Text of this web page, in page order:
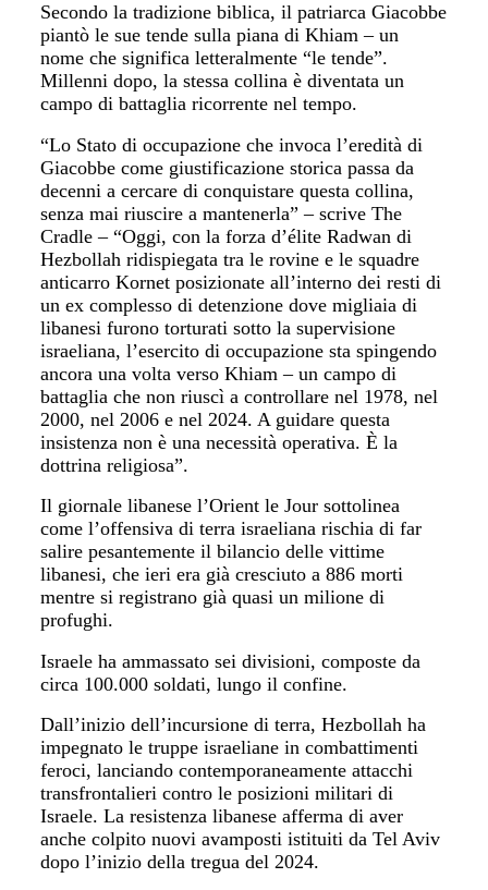
Secondo la tradizione biblica, il patriarca Giacobbe
piantò le sue tende sulla piana di Khiam – un
nome che significa letteralmente “le tende”.
Millenni dopo, la stessa collina è diventata un
campo di battaglia ricorrente nel tempo.
“Lo Stato di occupazione che invoca l’eredità di
Giacobbe come giustificazione storica passa da
decenni a cercare di conquistare questa collina,
senza mai riuscire a mantenerla” – scrive The
Cradle – “Oggi, con la forza d’élite Radwan di
Hezbollah ridispiegata tra le rovine e le squadre
anticarro Kornet posizionate all’interno dei resti di
un ex complesso di detenzione dove migliaia di
libanesi furono torturati sotto la supervisione
israeliana, l’esercito di occupazione sta spingendo
ancora una volta verso Khiam – un campo di
battaglia che non riuscì a controllare nel 1978, nel
2000, nel 2006 e nel 2024. A guidare questa
insistenza non è una necessità operativa. È la
dottrina religiosa”.
Il giornale libanese l’Orient le Jour sottolinea
come l’offensiva di terra israeliana rischia di far
salire pesantemente il bilancio delle vittime
libanesi, che ieri era già cresciuto a 886 morti
mentre si registrano già quasi un milione di
profughi.
Israele ha ammassato sei divisioni, composte da
circa 100.000 soldati, lungo il confine.
Dall’inizio dell’incursione di terra, Hezbollah ha
impegnato le truppe israeliane in combattimenti
feroci, lanciando contemporaneamente attacchi
transfrontalieri contro le posizioni militari di
Israele. La resistenza libanese afferma di aver
anche colpito nuovi avamposti istituiti da Tel Aviv
dopo l’inizio della tregua del 2024.